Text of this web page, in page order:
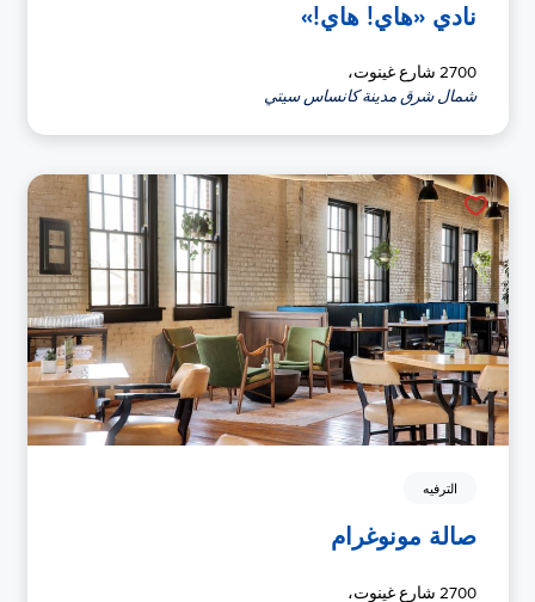
نادي «هاي! هاي!»
2700 شارع غينوت،
شمال شرق مدينة كانساس سيتي
الترفيه
صالة مونوغرام
2700 شارع غينوت،